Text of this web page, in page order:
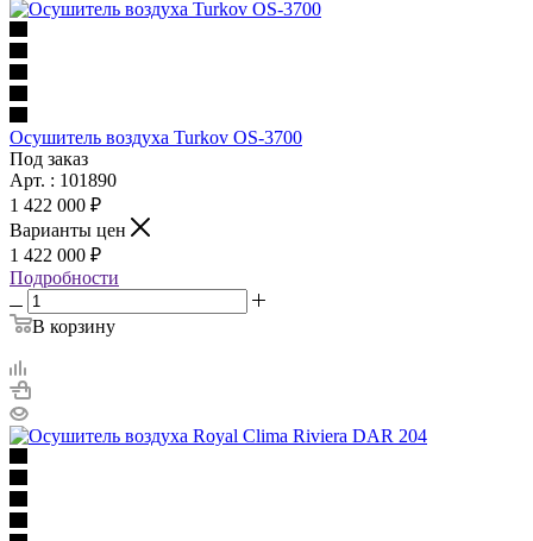
Осушитель воздуха Turkov OS-3700
Под заказ
Арт. : 101890
1 422 000 ₽
Варианты цен
1 422 000 ₽
Подробности
В корзину